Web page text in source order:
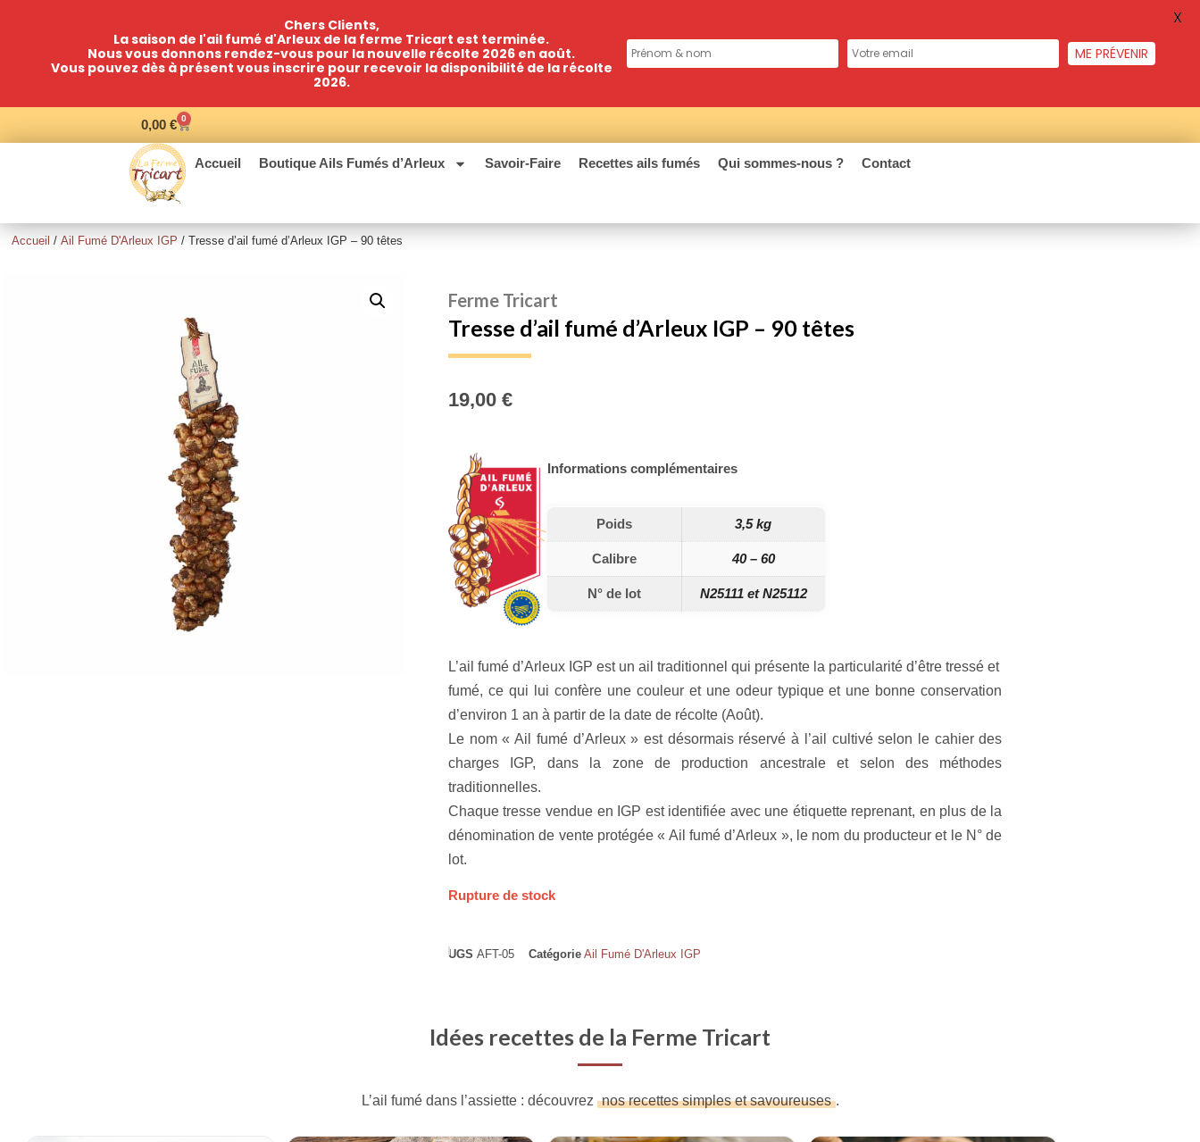
0,00€ 0
Accueil Boutique Ails Fumés d’Arleux Savoir-Faire Recettes ails fumés Qui sommes-nous ? Contact
Accueil /Ail Fumé D'Arleux IGP / Tresse d’ail fumé d’Arleux IGP – 90 têtes
Ferme Tricart
Tresse d’ail fumé d’Arleux IGP – 90 têtes
19,00 €
Informations complémentaires
Poids 3,5 kg
Calibre 40 – 60
N° de lot N25111 et N25112
L’ail fumé d’Arleux IGP est un ail traditionnel qui présente la particularité d’être tressé et
fumé, ce qui lui confère une couleur et une odeur typique et une bonne conservation
d’environ 1 an à partir de la date de récolte (Août).
Le nom « Ail fumé d’Arleux » est désormais réservé à l’ail cultivé selon le cahier des
charges IGP, dans la zone de production ancestrale et selon des méthodes
traditionnelles.
Chaque tresse vendue en IGP est identifiée avec une étiquette reprenant, en plus de la
dénomination de vente protégée « Ail fumé d’Arleux », le nom du producteur et le N° de
lot.
Rupture de stock
UGS AFT-05 Catégorie Ail Fumé D'Arleux IGP
Idées recettes de la Ferme Tricart
L’ail fumé dans l’assiette : découvrez nos recettes simples et savoureuses .
Chers Clients,
La saison de l'ail fumé d'Arleux de la ferme Tricart est terminée.
Nous vous donnons rendez-vous pour la nouvelle récolte 2026 en août.
Vous pouvez dès à présent vous inscrire pour recevoir la disponibilité de la récolte
2026.
ME PRÉVENIR
X